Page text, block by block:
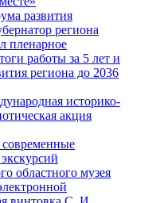
развития
региона
пленарное
работы за 5 лет и
региона до 2036
историко-
акция
областного музея